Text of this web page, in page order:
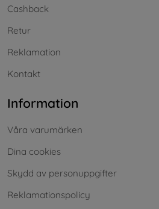
Cashback
Retur
Reklamation
Kontakt
Information
Våra varumärken
Dina cookies
Skydd av personuppgifter
Reklamationspolicy